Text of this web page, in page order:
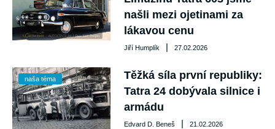
našli mezi ojetinami za
lákavou cenu
Jiří Humplík | 27.02.2026
naša téma
Těžká síla první republiky:
Tatra 24 dobývala silnice i
armádu
Edvard D. Beneš | 21.02.2026